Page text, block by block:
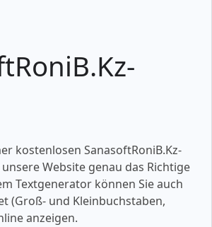
kostenlosen SanasoftRoniB.Kz-
Website genau das Richtige
Textgenerator können Sie auch
(Groß- und Kleinbuchstaben,
anzeigen.